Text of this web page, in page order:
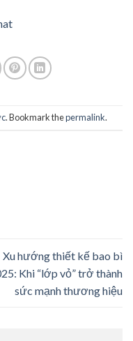
. Bookmark thepermalink.
Xu hướng thiết kế bao bì
Khi “lớp vỏ” trở thành
sức mạnh thương hiệu